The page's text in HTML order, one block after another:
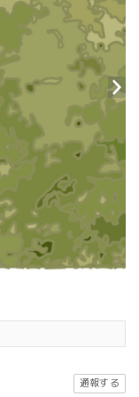
通報する